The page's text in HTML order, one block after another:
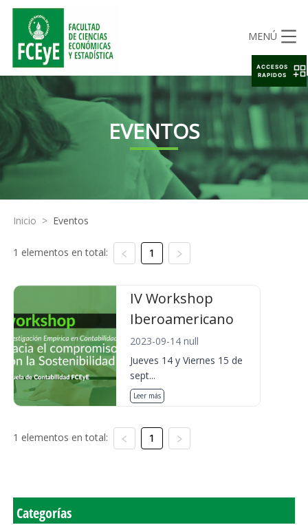
MENÚ
EVENTOS
Inicio > Eventos
1 elementos en total: 1
IV Workshop
Iberoamericano
2023-09-14 null
Jueves 14 y Viernes 15 de
sept...
Leer más
1 elementos en total: 1
Categorías
ACCESOS
RAPIDOS